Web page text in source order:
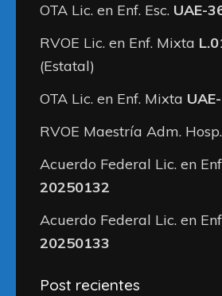
OTA Lic. en Enf. Esc. UAE-
RVOE Lic. en Enf. Mixta
(Estatal)
OTA Lic. en Enf. Mixta
RVOE Maestría Adm. Hosp.
Acuerdo Federal Lic. en
20250132
Acuerdo Federal Lic. en
20250133
Post recientes